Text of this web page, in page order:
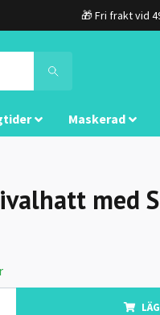
🎁 Fri frakt vid
Maskerad
med